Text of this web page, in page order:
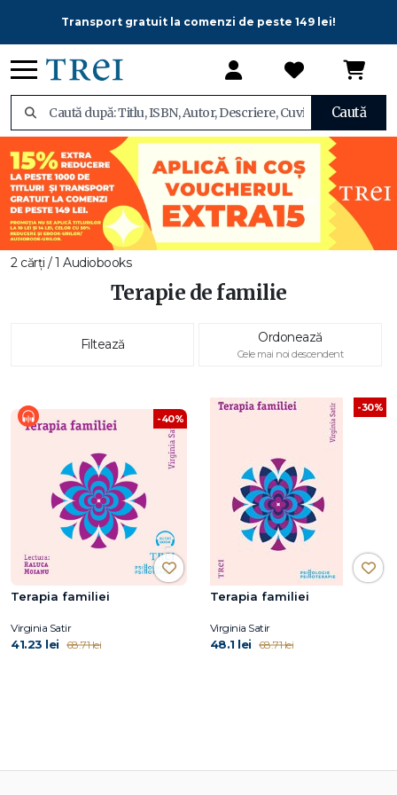
Transport gratuit la comenzi de peste 149 lei!
Caută
2 cărți / 1 Audiobooks
Terapie de familie
Filtează Ordonează
Cele mai noi descendent
-40%
Terapia familiei
Virginia Satir
41.23 lei 68.71 lei
-30%
Terapia familiei
Virginia Satir
48.1 lei 68.71 lei